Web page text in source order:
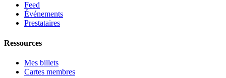
Feed
Événements
Prestataires
Ressources
Mes billets
Cartes membres